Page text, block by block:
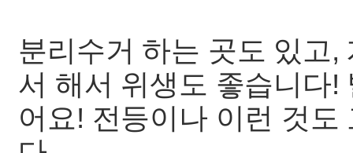
분리수거 하는 곳도 있고
서 해서 위생도 좋습니다
어요! 전등이나 이런 것